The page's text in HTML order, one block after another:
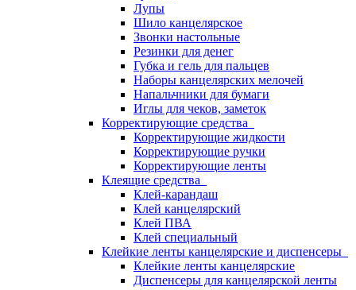
Лупы
Шило канцелярское
Звонки настольные
Резинки для денег
Губка и гель для пальцев
Наборы канцелярских мелочей
Напальчники для бумаги
Иглы для чеков, заметок
Корректирующие средства
Корректирующие жидкости
Корректирующие ручки
Корректирующие ленты
Клеящие средства
Клей-карандаш
Клей канцелярский
Клей ПВА
Клей специальный
Клейкие ленты канцелярские и диспенсеры
Клейкие ленты канцелярские
Диспенсеры для канцелярской ленты